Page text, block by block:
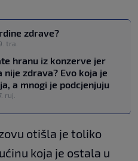
zdrave?
tra.
hranu iz konzerve jer
nije zdrava? Evo koja je
a mnogi je podcjenjuju
ruj.
otišla je toliko
koja je ostala u